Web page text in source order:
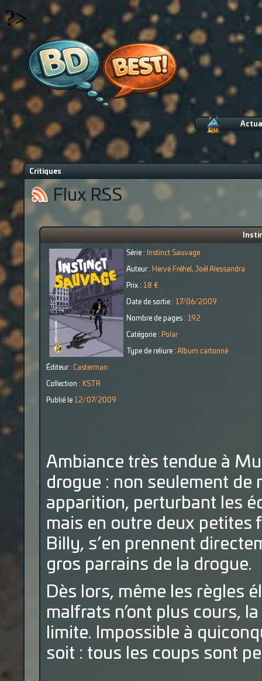
?>
Critiques
Flux RSS
Série : Instinct Sauvage
Auteur : Hervé Fréhel, Joël Alessandra
Prix : 18 €
Date de sortie : 17/06/2009
Nombre de pages : 192
Catégorie : Polar
Type de reliure : Album cartonné
Éditeur : Casterman
Collection : KSTR
Publié le 12/07/2009
Ambiance très tendue à
drogue : non seulement
apparition, perturbant les
mais en outre deux petites
Billy, s’en prennent
gros parrains de la drogue.
Dès lors, même les règles
malfrats n’ont plus cours,
limite. Impossible à
soit : tous les coups sont